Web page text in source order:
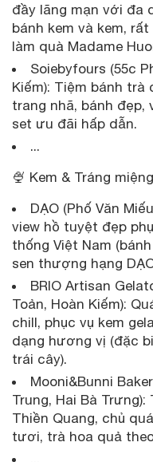
đầy lãng mạn với đa
bánh kem và kem,
làm quà Madame
Soiebyfours (55c
Kiếm): Tiệm bánh
trang nhã, bánh đẹp,
set ưu đãi hấp dẫn.
...
🍨 Kem & Tráng
DẠO (Phố Văn
view hồ tuyệt đẹp
thống Việt Nam
sen thượng hạng
BRIO Artisan
Toản, Hoàn Kiếm):
chill, phục vụ kem
dạng hương vị (đặc
trái cây).
Mooni&Bunni
Trung, Hai Bà
Thiền Quang, chủ
tươi, trà hoa quả
...